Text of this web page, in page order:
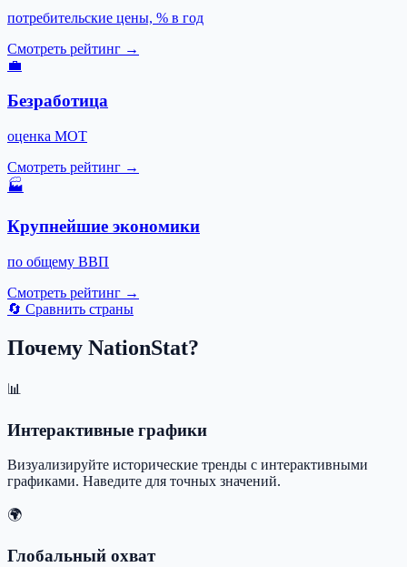
потребительские цены, % в год
Смотреть рейтинг →
💼
Безработица
оценка МОТ
Смотреть рейтинг →
🏭
Крупнейшие экономики
по общему ВВП
Смотреть рейтинг →
🔄 Сравнить страны
Почему NationStat?
📊
Интерактивные графики
Визуализируйте исторические тренды с интерактивными
графиками. Наведите для точных значений.
🌍
Глобальный охват